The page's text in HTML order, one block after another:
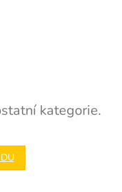
kategorie.